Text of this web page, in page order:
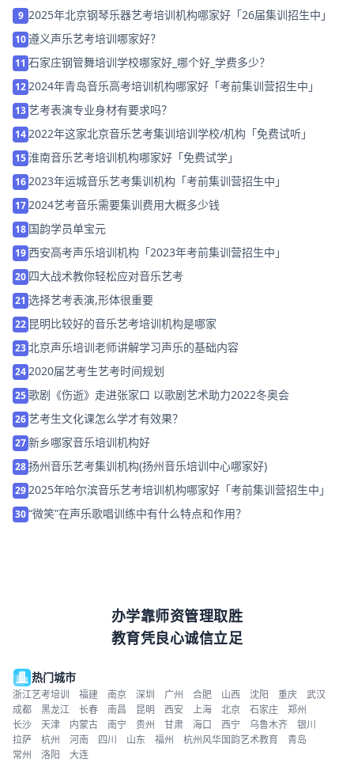
9 2025年北京钢琴乐器艺考培训机构哪家好「26届集训招生中」
10遵义声乐艺考培训哪家好？
11 石家庄钢管舞培训学校哪家好_哪个好_学费多少？
122024年青岛音乐高考培训机构哪家好「考前集训营招生中」
13艺考表演专业身材有要求吗？
142022年这家北京音乐艺考集训培训学校/机构「免费试听」
15淮南音乐艺考培训机构哪家好「免费试学」
162023年运城音乐艺考集训机构「考前集训营招生中」
172024艺考音乐需要集训费用大概多少钱
18 国韵学员单宝元
19西安高考声乐培训机构「2023年考前集训营招生中」
20 四大战术教你轻松应对音乐艺考
21 选择艺考表演,形体很重要
22 昆明比较好的音乐艺考培训机构是哪家
23北京声乐培训老师讲解学习声乐的基础内容
242020届艺考生艺考时间规划
25歌剧《伤逝》走进张家口 以歌剧艺术助力2022冬奥会
26艺考生文化课怎么学才有效果？
27新乡哪家音乐培训机构好
28扬州音乐艺考集训机构(扬州音乐培训中心哪家好)
292025年哈尔滨音乐艺考培训机构哪家好「考前集训营招生中」
30“微笑”在声乐歌唱训练中有什么特点和作用？
办学靠师资管理取胜
教育凭良心诚信立足
热门城市
浙江艺考培训 福建 南京 深圳 广州 合肥 山西 沈阳 重庆
武汉
成都
黑龙江 长春 南昌 昆明 西安 上海 北京 石家庄
郑州
长沙
天津 内蒙古 南宁 贵州 甘肃 海口 西宁 乌鲁木齐
银川
拉萨
杭州 河南 四川 山东 福州 杭州风华国韵艺术教育
青岛
常州
洛阳 大连